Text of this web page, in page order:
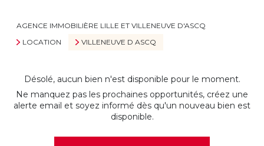
AGENCE IMMOBILIÈRE LILLE ET VILLENEUVE D'ASCQ
LOCATION
VILLENEUVE D ASCQ
Désolé, aucun bien n'est disponible pour le moment.
Ne manquez pas les prochaines opportunités, créez une
alerte email et soyez informé dès qu'un nouveau bien est
disponible.